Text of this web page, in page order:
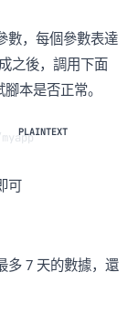
數，每個參數表達
之後，調用下面
本是否正常。
可
多 7 天的數據，還